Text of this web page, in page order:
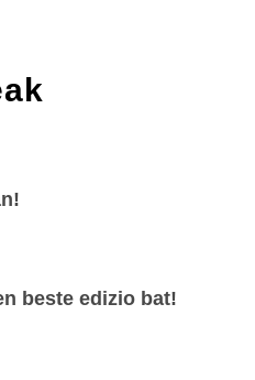
beste edizio bat!